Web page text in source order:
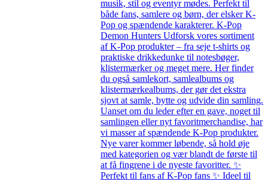
musik, stil og eventyr mødes. Perfekt til
både fans, samlere og børn, der elsker K-
Pop og spændende karakterer. K-Pop
Demon Hunters Udforsk vores sortiment
af K-Pop produkter – fra seje t-shirts og
praktiske drikkedunke til notesbøger,
klistermærker og meget mere. Her finder
du også samlekort, samlealbums og
klistermærkealbums, der gør det ekstra
sjovt at samle, bytte og udvide din samling.
Uanset om du leder efter en gave, noget til
samlingen eller nyt favoritmerchandise, har
vi masser af spændende K-Pop produkter.
Nye varer kommer løbende, så hold øje
med kategorien og vær blandt de første til
at få fingrene i de nyeste favoritter. ✨
Perfekt til fans af K-Pop fans ✨ Ideel til